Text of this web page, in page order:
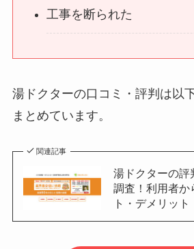
工事を断られた
湯ドクターの口コミ・評判は以
まとめています。
関連記事
湯ドクターの評
調査！利用者か
ト・デメリット